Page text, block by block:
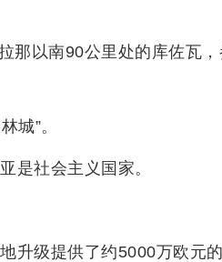
那以南90公里处的库佐瓦
城”。
是社会主义国家。
升级提供了约5000万欧元